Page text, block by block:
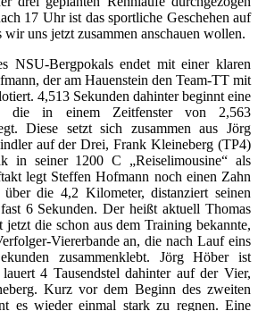
17 Uhr ist das sportliche Geschehen auf
wir uns jetzt zusammen anschauen wollen.
NSU-Bergpokals endet mit einer klaren
der am Hauenstein den Team-TT mit
4,513 Sekunden dahinter beginnt eine
die in einem Zeitfenster von 2,563
Diese setzt sich zusammen aus Jörg
auf der Drei, Frank Kleineberg (TP4)
in seiner 1200 C „Reiselimousine“ als
legt Steffen Hofmann noch einen Zahn
die 4,2 Kilometer, distanziert seinen
6 Sekunden. Der heißt aktuell Thomas
die schon aus dem Training bekannte,
Viererbande an, die nach Lauf eins
zusammenklebt. Jörg Höber ist
4 Tausendstel dahinter auf der Vier,
Kurz vor dem Beginn des zweiten
es wieder einmal stark zu regnen. Eine